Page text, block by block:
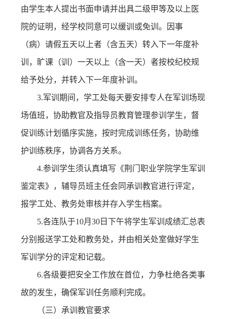
由学生本人提出书面申请并出具二级甲等及以上医
院的证明，经学校同意可以缓训或免训。因事
（病）请假五天以上者（含五天）转入下一年度补
训，旷课（训）一天以上（含一天）者按校纪校规
给予处分，并转入下一年度补训。
3.军训期间，学工处每天要安排专人在军训场现
场值班，协助教官及指导员教育管理参训学生，督
促训练计划循序实施，按时完成训练任务，协助维
护训练秩序，协调各方关系。
4.参训学生须认真填写《荆门职业学院学生军训
鉴定表》，辅导员班主任会同承训教官进行评定，
报学工处、教务处审核并存入学生档案。
5.各连队于10月30日下午将学生军训成绩汇总表
分别报送学工处和教务处，并由相关处室做好学生
军训学分的评定和记载。
6.各级要把安全工作放在首位，力争杜绝各类事
故的发生，确保军训任务顺利完成。
（三）承训教官要求